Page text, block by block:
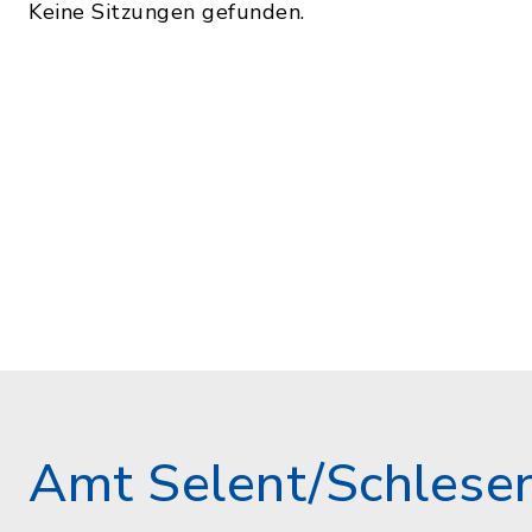
Keine Sitzungen gefunden.
Amt Selent/